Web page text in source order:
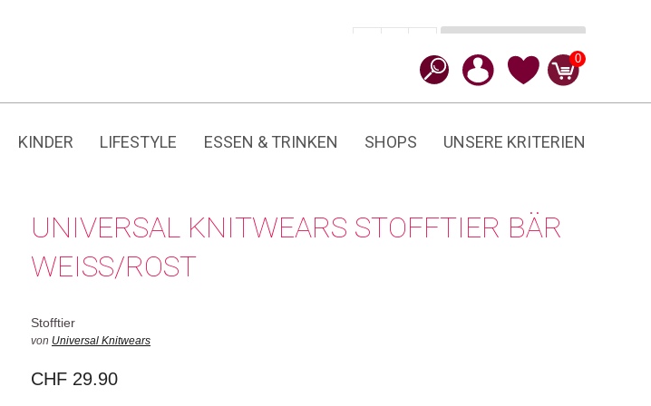
0
KINDER LIFESTYLE ESSEN & TRINKEN SHOPS UNSERE KRITERIEN
UNIVERSAL KNITWEARS STOFFTIER BÄR
WEISS/ROST
Stofftier
von Universal Knitwears
CHF 29.90